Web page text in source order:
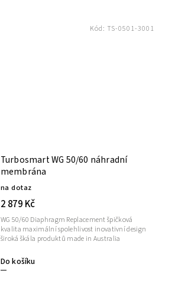
Turbosmart WG 50/60 náhradní
membrána
na dotaz
2 879 Kč
Do košíku
WG 50/60 Diaphragm Replacement špičková
kvalita maximální spolehlivost inovativní design
široká škála produktů made in Australia
Kód: TS-0501-3001